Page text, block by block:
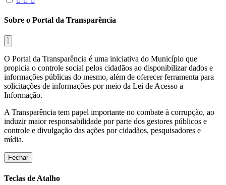
Sobre o Portal da Transparência
O Portal da Transparência é uma iniciativa do Município que
propicia o controle social pelos cidadãos ao disponibilizar dados e
informações públicas do mesmo, além de oferecer ferramenta para
solicitações de informações por meio da Lei de Acesso a
Informação.
A Transparência tem papel importante no combate à corrupção, ao
induzir maior responsabilidade por parte dos gestores públicos e
controle e divulgação das ações por cidadãos, pesquisadores e
mídia.
Fechar
Teclas de Atalho